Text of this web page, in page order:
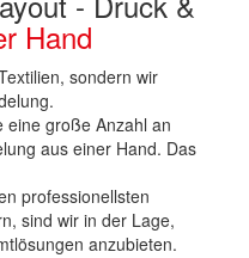
Hand
sondern wir
eine große Anzahl an
aus einer Hand. Das
professionellsten
sind wir in der Lage,
anzubieten.